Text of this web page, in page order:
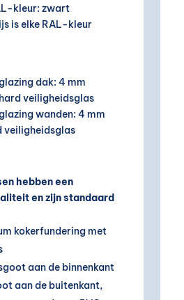
kleur: zwart
is elke RAL-kleur
dak: 4 mm
veiligheidsglas
wanden: 4 mm
veiligheidsglas
hebben een
en zijn standaard
kokerfundering met
aan de binnenkant
aan de buitenkant,